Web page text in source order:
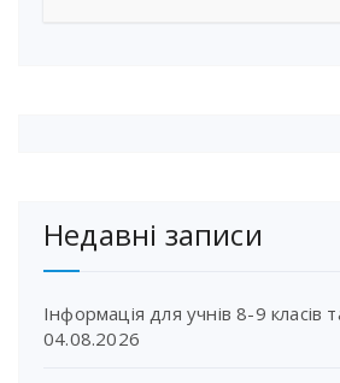
Недавні записи
Інформація для учнів 8-9 класів
04.08.2026